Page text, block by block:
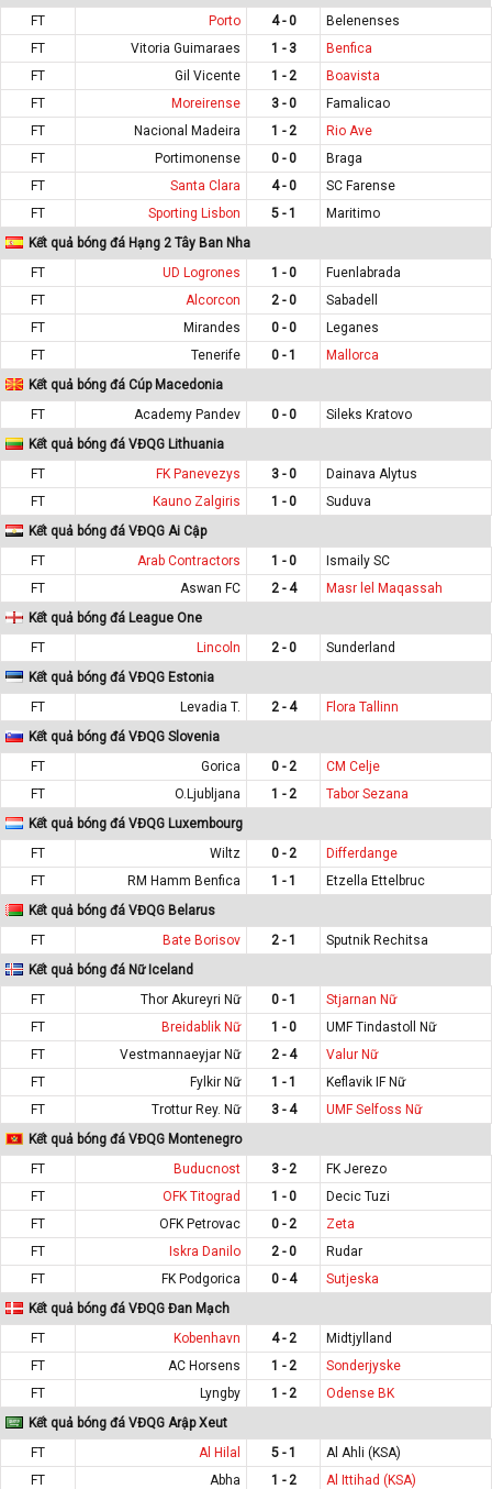
FT
Porto 4 - 0
Belenenses
FT
Vitoria Guimaraes 1 - 3
Benfica
FT
Gil Vicente 1 - 2
Boavista
FT
Moreirense 3 - 0
Famalicao
FT
Nacional Madeira 1 - 2
Rio Ave
FT
Portimonense 0 - 0
Braga
FT
Santa Clara 4 - 0
SC Farense
FT
Sporting Lisbon 5 - 1
Maritimo
Kết quả bóng đá Hạng 2 Tây Ban Nha
FT
UD Logrones 1 - 0
Fuenlabrada
FT
Alcorcon 2 - 0
Sabadell
FT
Mirandes 0 - 0
Leganes
FT
Tenerife 0 - 1
Mallorca
Kết quả bóng đá Cúp Macedonia
FT
Academy Pandev 0 - 0
Sileks Kratovo
Kết quả bóng đá VĐQG Lithuania
FT
FK Panevezys 3 - 0
Dainava Alytus
FT
Kauno Zalgiris 1 - 0
Suduva
Kết quả bóng đá VĐQG Ai Cập
FT
Arab Contractors 1 - 0
Ismaily SC
FT
Aswan FC 2 - 4
Masr lel Maqassah
Kết quả bóng đá League One
FT
Lincoln 2 - 0
Sunderland
Kết quả bóng đá VĐQG Estonia
FT
Levadia T. 2 - 4
Flora Tallinn
Kết quả bóng đá VĐQG Slovenia
FT
Gorica 0 - 2
CM Celje
FT
O.Ljubljana 1 - 2
Tabor Sezana
Kết quả bóng đá VĐQG Luxembourg
FT
Wiltz 0 - 2
Differdange
FT
RM Hamm Benfica 1 - 1
Etzella Ettelbruc
Kết quả bóng đá VĐQG Belarus
FT
Bate Borisov 2 - 1
Sputnik Rechitsa
Kết quả bóng đá Nữ Iceland
FT
Thor Akureyri Nữ 0 - 1
Stjarnan Nữ
FT
Breidablik Nữ 1 - 0
UMF Tindastoll Nữ
FT
Vestmannaeyjar Nữ 2 - 4
Valur Nữ
FT
Fylkir Nữ 1 - 1
Keflavik IF Nữ
FT
Trottur Rey. Nữ 3 - 4
UMF Selfoss Nữ
Kết quả bóng đá VĐQG Montenegro
FT
Buducnost 3 - 2
FK Jerezo
FT
OFK Titograd 1 - 0
Decic Tuzi
FT
OFK Petrovac 0 - 2
Zeta
FT
Iskra Danilo 2 - 0
Rudar
FT
FK Podgorica 0 - 4
Sutjeska
Kết quả bóng đá VĐQG Đan Mạch
FT
Kobenhavn 4 - 2
Midtjylland
FT
AC Horsens 1 - 2
Sonderjyske
FT
Lyngby 1 - 2
Odense BK
Kết quả bóng đá VĐQG Arập Xeut
FT
Al Hilal 5 - 1
Al Ahli (KSA)
FT
Abha 1 - 2
Al Ittihad (KSA)